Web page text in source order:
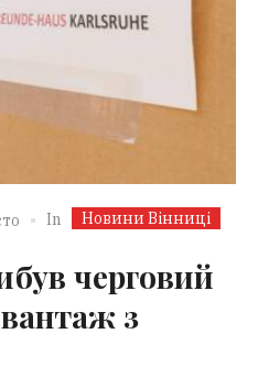
In Новини Вінниці
черговий
з